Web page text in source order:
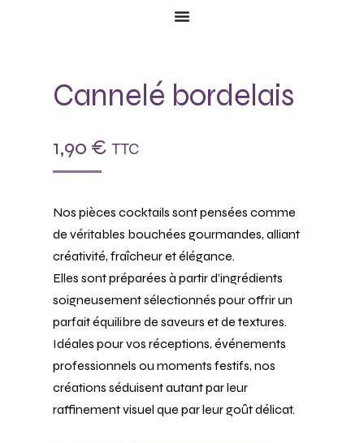
Cannelé bordelais
1,90€ TTC
Nos pièces cocktails sont pensées comme
de véritables bouchées gourmandes, alliant
créativité, fraîcheur et élégance.
Elles sont préparées à partir d’ingrédients
soigneusement sélectionnés pour offrir un
parfait équilibre de saveurs et de textures.
Idéales pour vos réceptions, événements
professionnels ou moments festifs, nos
créations séduisent autant par leur
raffinement visuel que par leur goût délicat.